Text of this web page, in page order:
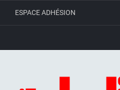
ESPACE ADHÉSION